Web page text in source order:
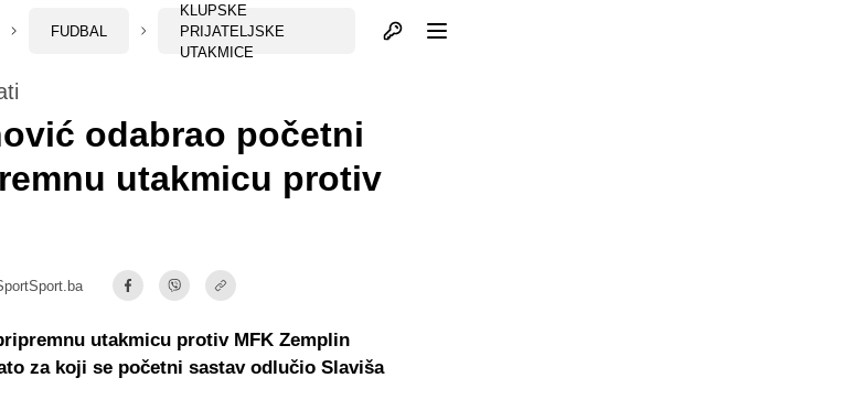
FUDBAL
KLUPSKE
PRIJATELJSKE
UTAKMICE
Otvori profil
odabrao početni
utakmicu protiv
utakmicu protiv MFK Zemplin
za koji se početni sastav odlučio Slaviša